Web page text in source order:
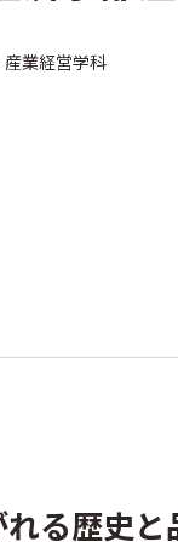
産業経営学科
る歴史と